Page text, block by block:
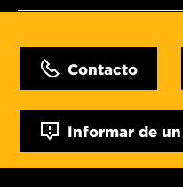
Contacto
Informar de